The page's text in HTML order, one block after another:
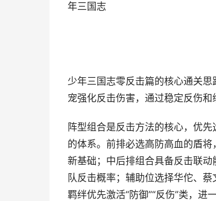
年三国志
少年三国志零反击篇的核心通关
宠强化反击伤害，通过稳定反伤和
阵型组合是反击方法的核心，优
的体系。前排必选高防高血的盾
新基础；中后排组合具备反击联
队反击概率；辅助位选择华佗、
羁绊优先激活“防御”“反伤”类，进